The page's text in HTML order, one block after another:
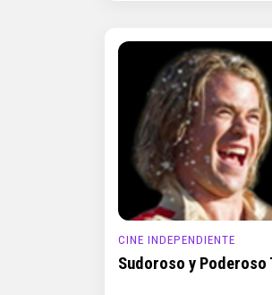
CINE INDEPENDIENTE
Sudoroso y Poderoso